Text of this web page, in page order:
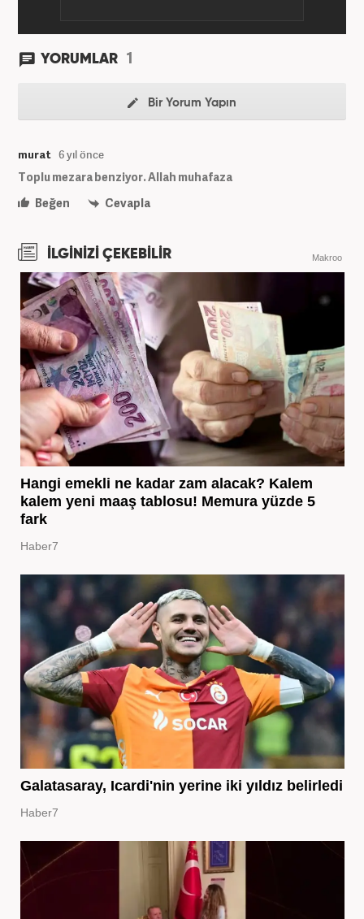
YORUMLAR 1
Bir Yorum Yapın
murat 6 yıl önce
Toplu mezara benziyor. Allah muhafaza
Beğen
Cevapla
İLGİNİZİ ÇEKEBİLİR Makroo
Hangi emekli ne kadar zam alacak? Kalem
kalem yeni maaş tablosu! Memura yüzde 5
fark
Haber7
Galatasaray, Icardi'nin yerine iki yıldız belirledi
Haber7